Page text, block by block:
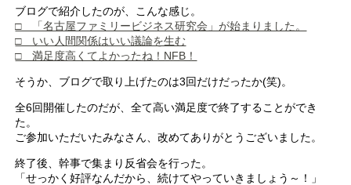
ブログで紹介したのが、こんな感じ。
□ 「名古屋ファミリービジネス研究会」が始まりました。
□ いい人間関係はいい議論を生む
□ 満足度高くてよかったね！NFB！
そうか、ブログで取り上げたのは3回だけだったか(笑)。
全6回開催したのだが、全て高い満足度で終了することができ
た。
ご参加いただいたみなさん、改めてありがとうございました。
終了後、幹事で集まり反省会を行った。
「せっかく好評なんだから、続けてやっていきましょう～！」